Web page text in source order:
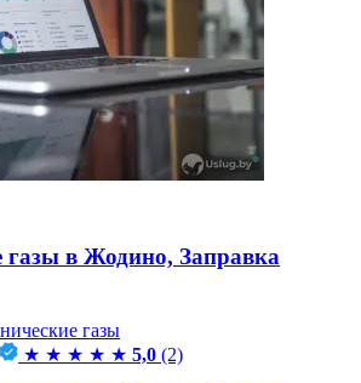
в Жодино, Заправка
газы
★ ★ ★ ★ ★ 5,0 (2)